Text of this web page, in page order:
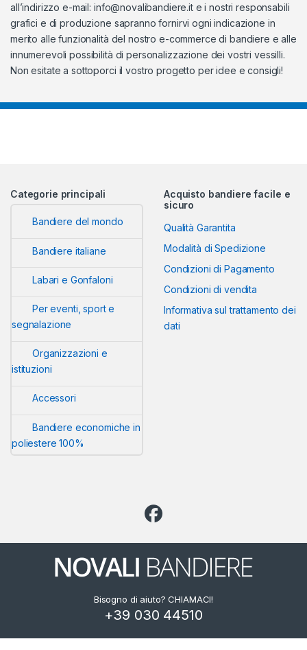
all’indirizzo e-mail: info@novalibandiere.ite i nostri responsabili
grafici e di produzione sapranno fornirvi ogni indicazione in
merito alle funzionalità del nostro e-commerce di bandiere e alle
innumerevoli possibilità di personalizzazione dei vostri vessilli.
Non esitate a sottoporci il vostro progetto per idee e consigli!
Categorie principali
Bandiere del mondo
Bandiere italiane
Labari e Gonfaloni
Per eventi, sport e
segnalazione
Organizzazioni e
istituzioni
Accessori
Bandiere economiche in
poliestere 100%
Acquisto bandiere facile e
sicuro
Qualità Garantita
Modalità di Spedizione
Condizioni di Pagamento
Condizioni di vendita
Informativa sul trattamento dei
dati
Bisogno di aiuto? CHIAMACI!
+39 030 44510